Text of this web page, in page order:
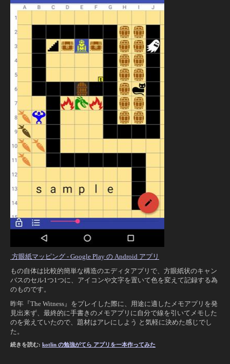
方眼紙マッピング - Google Play の Android アプリ
もの自体は比較的簡単な構造のエディタアプリで、方眼紙状のキャン
バスのセル1つ1つに、アイコンや文字を置いて色を変えて記録する為
のものです。
昨年『The Witness』をプレイした際に、用途に適したメモアプリを発
見出来ず、最終的に手書きのメモアプリに自分で線を引いてメモした
のを覚えていたので、題材はアレにしよう と気軽に決めた感じでし
た。
続きを読む: kotlin の勉強がてら アプリを一本作ってみた